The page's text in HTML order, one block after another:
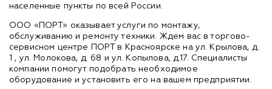
населенные пункты по всей России.
ООО «ПОРТ» оказывает услуги по монтажу,
обслуживанию и ремонту техники. Ждем вас в торгово-
сервисном центре ПОРТ в Красноярске на ул. Крылова, д.
1 , ул. Молокова, д. 68 и ул. Копылова, д.17. Специалисты
компании помогут подобрать необходимое
оборудование и установить его на вашем предприятии.